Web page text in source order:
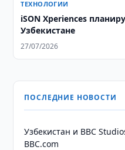
ТЕХНОЛОГИИ
iSON Xperiences
Узбекистане
27/07/2026
ПОСЛЕДНИЕ НОВОСТИ
Узбекистан и BBC
BBC.com